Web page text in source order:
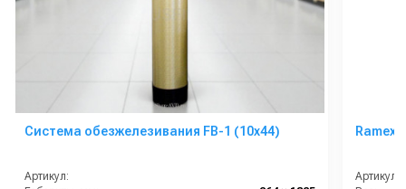
Система обезжелезивания FB-1 (10х44)
Артикул:
Ramex
Артикул: